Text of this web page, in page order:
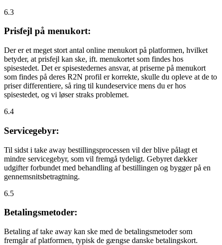
6.3
Prisfejl på menukort:
Der er et meget stort antal online menukort på platformen, hvilket
betyder, at prisfejl kan ske, ift. menukortet som findes hos
spisestedet. Det er spisestedernes ansvar, at priserne på menukort
som findes på deres R2N profil er korrekte, skulle du opleve at de to
priser differentiere, så ring til kundeservice mens du er hos
spisestedet, og vi løser straks problemet.
6.4
Servicegebyr:
Til sidst i take away bestillingsprocessen vil der blive pålagt et
mindre servicegebyr, som vil fremgå tydeligt. Gebyret dækker
udgifter forbundet med behandling af bestillingen og bygger på en
gennemsnitsbetragtning.
6.5
Betalingsmetoder:
Betaling af take away kan ske med de betalingsmetoder som
fremgår af platformen, typisk de gængse danske betalingskort.